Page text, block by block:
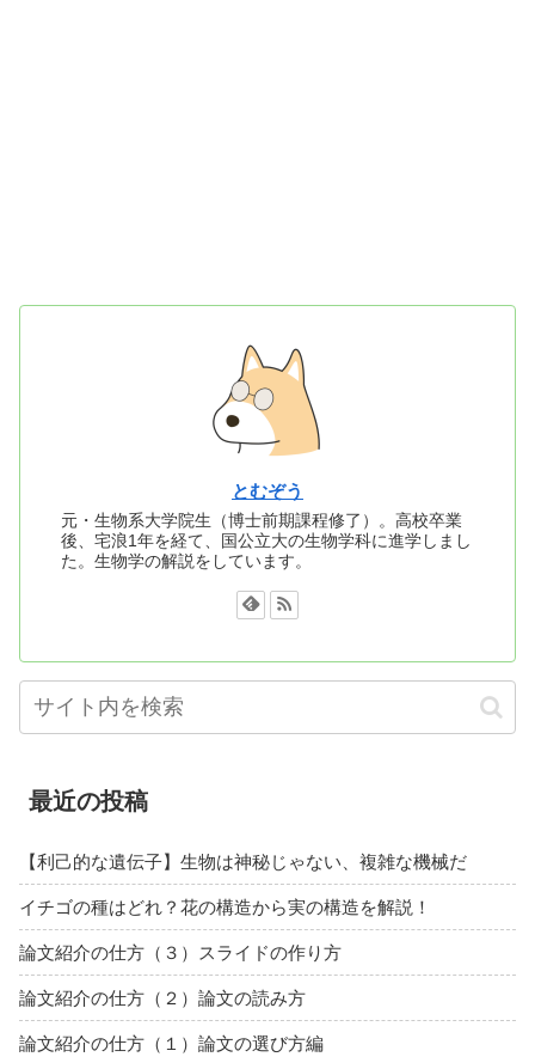
とむぞう
元・生物系大学院生（博士前期課程修了）。高校卒業
後、宅浪1年を経て、国公立大の生物学科に進学しまし
た。生物学の解説をしています。
最近の投稿
【利己的な遺伝子】生物は神秘じゃない、複雑な機械だ
イチゴの種はどれ？花の構造から実の構造を解説！
論文紹介の仕方（３）スライドの作り方
論文紹介の仕方（２）論文の読み方
論文紹介の仕方（１）論文の選び方編